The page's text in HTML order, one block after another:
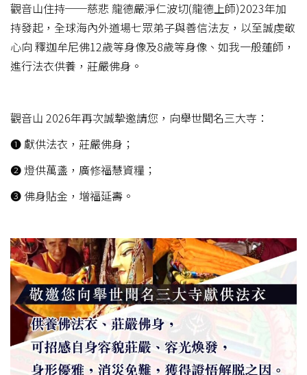
觀音山住持──慈悲 龍德嚴淨仁波切(龍德上師)2023年加
持發起，全球海內外道場七眾弟子與善信法友，以至誠虔敬
心向 釋迦牟尼佛12歲等身像及8歲等身像、如我一般蓮師，
進行法衣供養，莊嚴佛身。
觀音山 2026年再次誠摯邀請您，向舉世聞名三大寺：
❶ 獻供法衣，莊嚴佛身；
❷ 燈供萬盞，廣修福慧資糧；
❸ 佛身貼金，增福延壽。